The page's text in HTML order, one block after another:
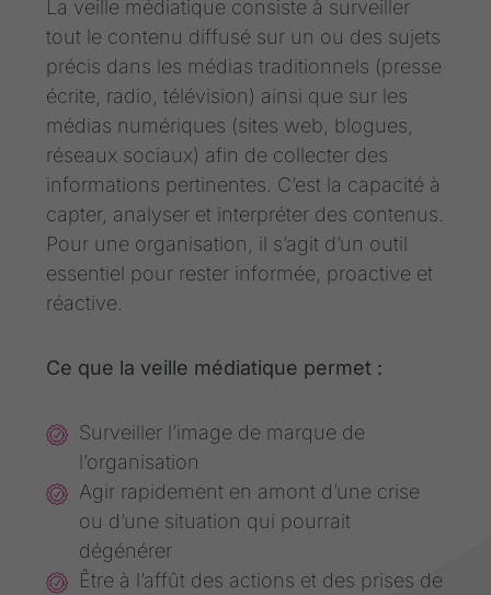
La veille médiatique consiste à surveiller
tout le contenu diffusé sur un ou des sujets
précis dans les médias traditionnels (presse
écrite, radio, télévision) ainsi que sur les
médias numériques (sites web, blogues,
réseaux sociaux) afin de collecter des
informations pertinentes. C’est la capacité à
capter, analyser et interpréter des contenus.
Pour une organisation, il s’agit d’un outil
essentiel pour rester informée, proactive et
réactive.
Ce que la veille médiatique permet :
Surveiller l’image de marque de
l’organisation
Agir rapidement en amont d’une crise
ou d’une situation qui pourrait
dégénérer
Être à l’affût des actions et des prises de